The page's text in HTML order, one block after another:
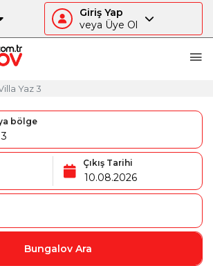
Giriş Yap
veya Üye Ol
Yaz 3
bölge
Çıkış Tarihi
Bungalov Ara